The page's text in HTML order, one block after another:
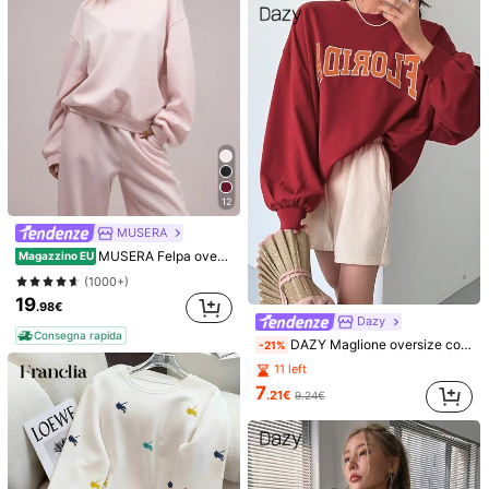
Magazzino EU DAZY Felpa con cappuccio con grafica a lettere, tasche grandi, spalle a caduta e coulisse, maniche lunghe, top autunnali da donna
.48€
Consegna rapida
-12% DAZY Felpa con cappuccio ampia da donna con stampa di lettere natalizie, adatta per le vacanze, manica lunga, top autunnale, felpe da donna
2 left
19 .18€ 21.98€
7
Felpa casual stile di strada primavera/estate, in cotone, design con palla da discoteca & labbra, nuovo arrivo primavera/estate: felpa primavera/estate
12
MUSERA
Magazzino EU MUSERA Felpa oversize con vestibilità rilassata, spalle cadenti, felpa comoda e carina, casual, stile Y2K, capsule wardrobe, rosa, adatta per vacanze estive e primavera
(1000+)
19.98€
Consegna rapida
Dazy
-21% DAZY Maglione oversize con grafica a lettere e spalle scoperte, felpa autunnale
11 left
7.21€ 9.24€